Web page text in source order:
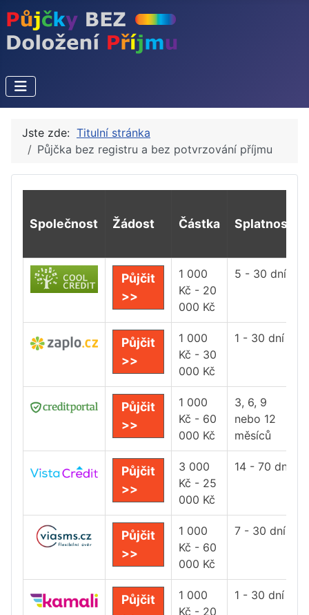
Jste zde: Titulní stránka
Půjčka bez registru a bez potvrzování příjmu
Společnost Žádost Částka Splatnost
Půjčit
>>
1 000
Kč - 20
000 Kč
5 - 30 dní
Půjčit
>>
1 000
Kč - 30
000 Kč
1 - 30 dní
Půjčit
>>
1 000
Kč - 60
000 Kč
3, 6, 9
nebo 12
měsíců
Půjčit
>>
3 000
Kč - 25
000 Kč
14 - 70 dní
Půjčit
>>
1 000
Kč - 60
000 Kč
7 - 30 dní
Půjčit
1 000
Kč - 20
1 - 30 dní